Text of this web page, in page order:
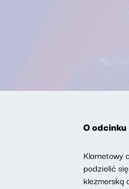
O odcinku
Klarnetowy
podzielić
klezmerską